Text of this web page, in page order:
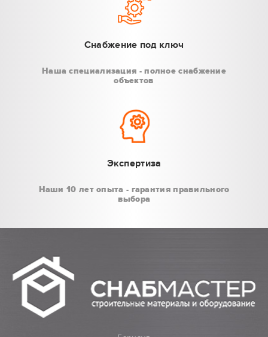
Снабжение под ключ
Наша специализация - полное снабжение
объектов
Экспертиза
Наши 10 лет опыта - гарантия правильного
выбора